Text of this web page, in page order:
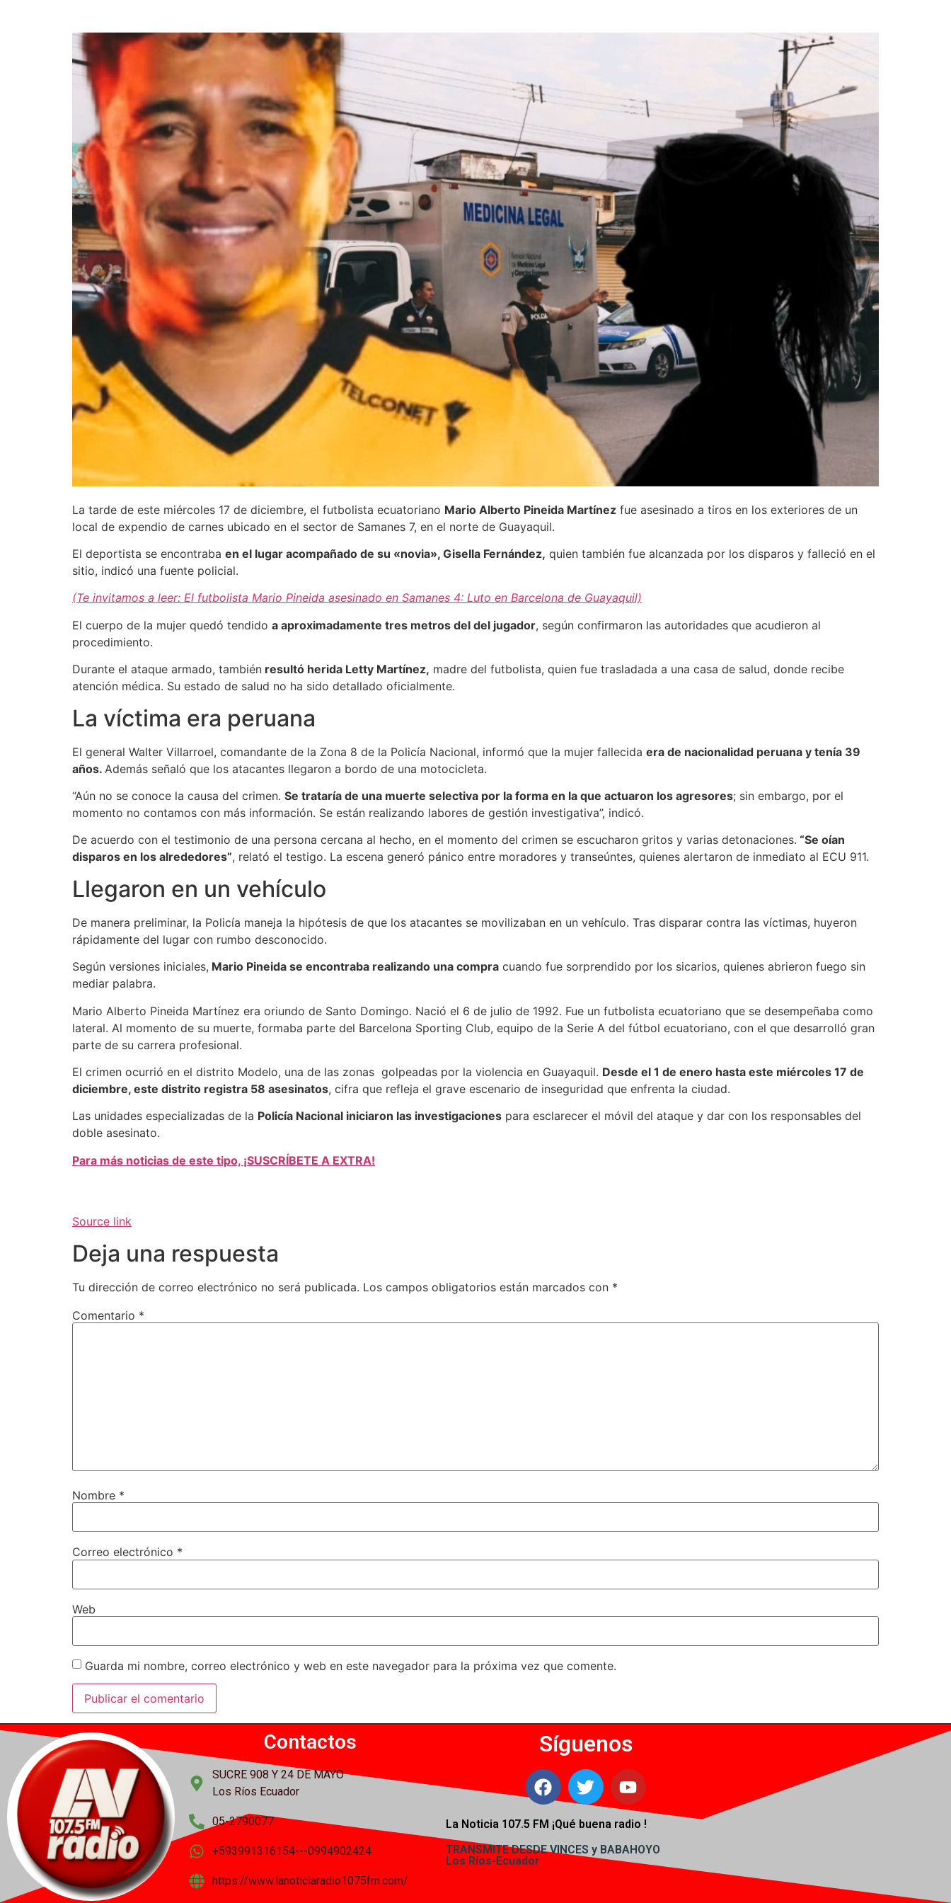
La tarde de este miércoles 17 de diciembre, el futbolista ecuatoriano Mario Alberto Pineida Martínez fue asesinado a tiros en los exteriores de un
local de expendio de carnes ubicado en el sector de Samanes 7, en el norte de Guayaquil.
El deportista se encontraba en el lugar acompañado de su «novia», Gisella Fernández, quien también fue alcanzada por los disparos y falleció en el
sitio, indicó una fuente policial.
(Te invitamos a leer: El futbolista Mario Pineida asesinado en Samanes 4: Luto en Barcelona de Guayaquil)
El cuerpo de la mujer quedó tendido a aproximadamente tres metros del del jugador, según confirmaron las autoridades que acudieron al
procedimiento.
Durante el ataque armado, también resultó herida Letty Martínez, madre del futbolista, quien fue trasladada a una casa de salud, donde recibe
atención médica. Su estado de salud no ha sido detallado oficialmente.
La víctima era peruana
El general Walter Villarroel, comandante de la Zona 8 de la Policía Nacional, informó que la mujer fallecida era de nacionalidad peruana y tenía 39
años. Además señaló que los atacantes llegaron a bordo de una motocicleta.
“Aún no se conoce la causa del crimen. Se trataría de una muerte selectiva por la forma en la que actuaron los agresores; sin embargo, por el
momento no contamos con más información. Se están realizando labores de gestión investigativa”, indicó.
De acuerdo con el testimonio de una persona cercana al hecho, en el momento del crimen se escucharon gritos y varias detonaciones. “Se oían
disparos en los alrededores”, relató el testigo. La escena generó pánico entre moradores y transeúntes, quienes alertaron de inmediato al ECU 911.
Llegaron en un vehículo
De manera preliminar, la Policía maneja la hipótesis de que los atacantes se movilizaban en un vehículo. Tras disparar contra las víctimas, huyeron
rápidamente del lugar con rumbo desconocido.
Según versiones iniciales, Mario Pineida se encontraba realizando una compra cuando fue sorprendido por los sicarios, quienes abrieron fuego sin
mediar palabra.
Mario Alberto Pineida Martínez era oriundo de Santo Domingo. Nació el 6 de julio de 1992. Fue un futbolista ecuatoriano que se desempeñaba como
lateral. Al momento de su muerte, formaba parte del Barcelona Sporting Club, equipo de la Serie A del fútbol ecuatoriano, con el que desarrolló gran
parte de su carrera profesional.
El crimen ocurrió en el distrito Modelo, una de las zonas golpeadas por la violencia en Guayaquil. Desde el 1 de enero hasta este miércoles 17 de
diciembre, este distrito registra 58 asesinatos, cifra que refleja el grave escenario de inseguridad que enfrenta la ciudad.
Las unidades especializadas de la Policía Nacional iniciaron las investigaciones para esclarecer el móvil del ataque y dar con los responsables del
doble asesinato.
Para más noticias de este tipo, ¡SUSCRÍBETE A EXTRA!
Source link
Deja una respuesta
Tu dirección de correo electrónico no será publicada. Los campos obligatorios están marcados con *
Comentario *
Nombre *
Correo electrónico *
Web
Guarda mi nombre, correo electrónico y web en este navegador para la próxima vez que comente.
Contactos
SUCRE 908 Y 24 DE MAYO
Los Ríos Ecuador
05-2790077
+593991316154---0994902424
https://www.lanoticiaradio1075fm.com/
Síguenos
La Noticia 107.5 FM ¡Qué buena radio !
TRANSMITE DESDE VINCES y BABAHOYO
Los Ríos-Ecuador